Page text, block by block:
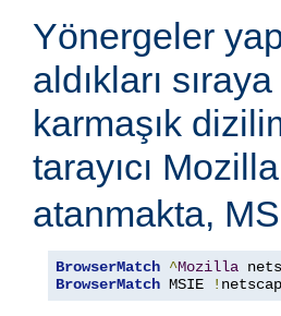
Yönergeler
aldıkları
karmaşık
tarayıcı
atanmakta,
BrowserMatch ^Mozilla
BrowserMatch MSIE !